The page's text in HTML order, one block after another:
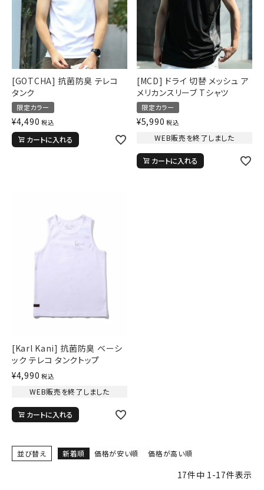
キーワードから探す
カテゴリ
S
XL
XXL
XXXL
32inc
[GOTCHA] 抗菌防臭 テレコ
タンク
限定カラー
¥4,490 税込
カートに入れる
[MCD] ドライ 切替 メッシュ ア
メリカンスリーブ Tシャツ
限定カラー
¥5,990 税込
WEB販売を終了しました
カートに入れる
[Karl Kani] 抗菌防臭 ベーシ
ック テレコ タンクトップ
¥4,990 税込
WEB販売を終了しました
カートに入れる
並び替え 新着順 価格が安い順 価格が高い順
17件中 1 -17件表示